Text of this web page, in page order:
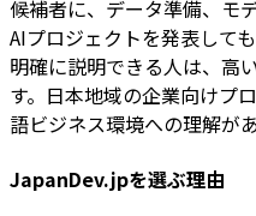
候補者に、データ準備、モ
AIプロジェクトを発表して
明確に説明できる人は、高
す。日本地域の企業向けプ
語ビジネス環境への理解が
JapanDev.jpを選ぶ理由